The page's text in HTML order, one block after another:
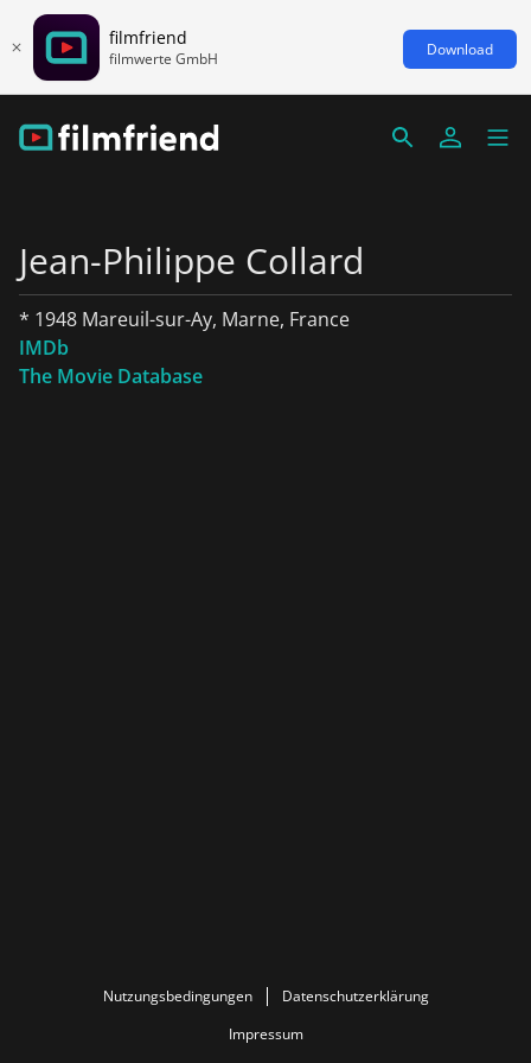
filmfriend
filmwerte GmbH Download
Jean-Philippe Collard
* 1948 Mareuil-sur-Ay, Marne, France
IMDb
The Movie Database
Nutzungsbedingungen
Datenschutzerklärung
Impressum